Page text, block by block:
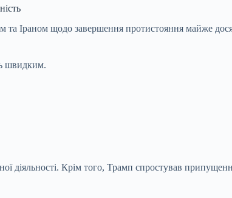
Іраном щодо завершення протистояння майже
швидким.
діяльності. Крім того, Трамп спростував